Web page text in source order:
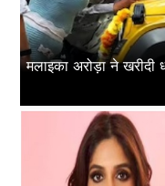
मलाइका अरोड़ा ने